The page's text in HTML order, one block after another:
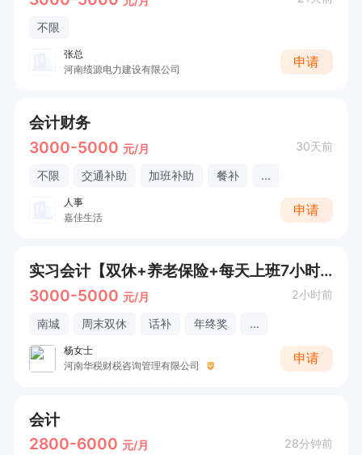
不限
张总
河南绩源电力建设有限公司
申请
会计财务
3000-5000 元/月 30天前
不限 交通补助 加班补助 餐补 ...
人事
嘉佳生活
申请
实习会计【双休+养老保险+每天上班7小时】，应届生专科
3000-5000 元/月 2小时前
南城 周末双休 话补 年终奖 ...
杨女士
河南华税财税咨询管理有限公司
申请
会计
2800-6000 元/月 28分钟前